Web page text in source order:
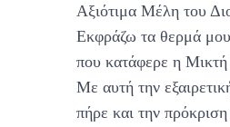
Αξιότιμα Μέλη του
Εκφράζω τα θερμά μου
που κατάφερε η
Με αυτή την
πήρε και την